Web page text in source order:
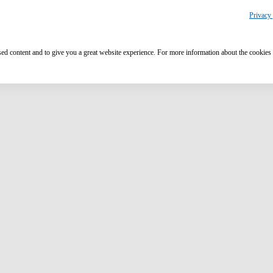
content and to give you a great website experience. For more information about the cookies